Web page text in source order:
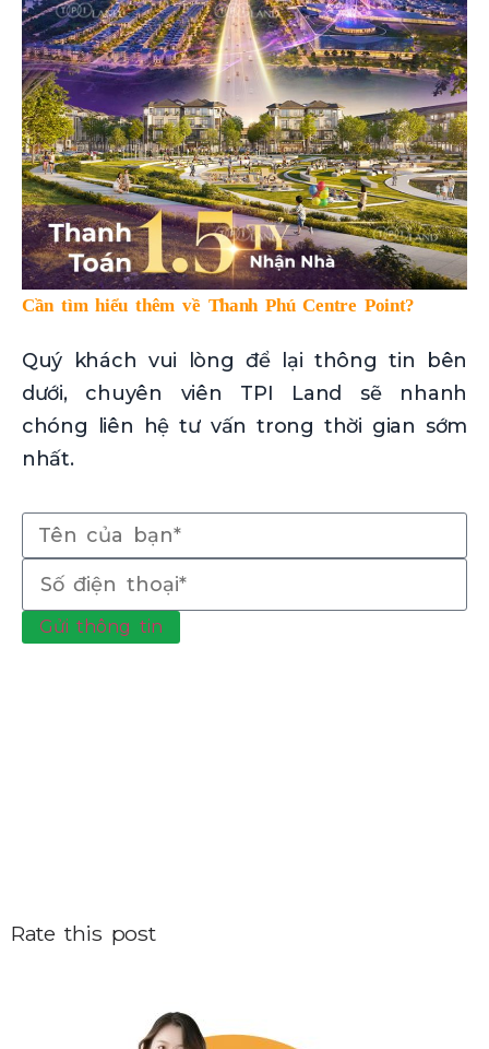
Cần tìm hiểu thêm về Thanh Phú Centre Point?
Quý khách vui lòng để lại thông tin bên
dưới, chuyên viên TPI Land sẽ nhanh
chóng liên hệ tư vấn trong thời gian sớm
nhất.
Gửi thông tin
Rate this post